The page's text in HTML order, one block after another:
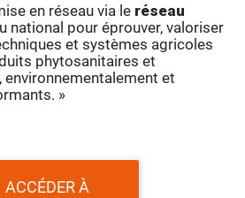
en réseau via le réseau
national pour éprouver, valoriser
et systèmes agricoles
phytosanitaires et
et
»
ACCÉDER À